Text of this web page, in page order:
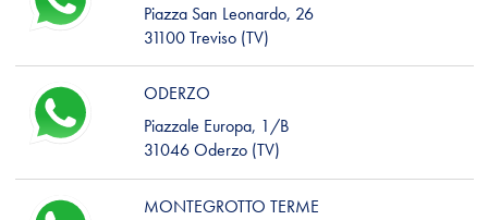
Piazza San Leonardo, 26
31100 Treviso (TV)
ODERZO
Piazzale Europa, 1/B
31046 Oderzo (TV)
MONTEGROTTO TERME